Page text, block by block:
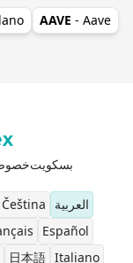
AAVE - Aave
بسكويت
العربية
Čeština
Español
Italiano
日本語